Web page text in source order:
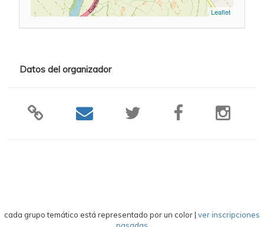
Leaflet
Datos del organizador
cada grupo temático está representado por un color| ver inscripciones